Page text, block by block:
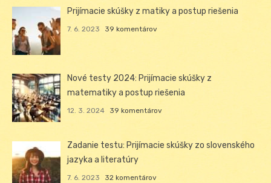
Prijímacie skúšky z matiky a postup riešenia
7. 6. 2023 39 komentárov
Nové testy 2024: Prijímacie skúšky z
matematiky a postup riešenia
12. 3. 2024 39 komentárov
Zadanie testu: Prijímacie skúšky zo slovenského
jazyka a literatúry
7. 6. 2023 32 komentárov